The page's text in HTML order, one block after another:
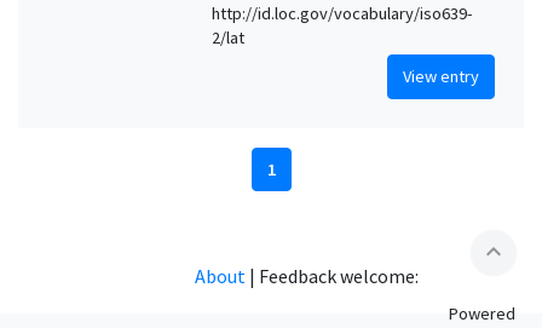
http://id.loc.gov/vocabulary/iso639-
2/lat
View entry
1
expand_less
About | Feedback welcome:
Powered